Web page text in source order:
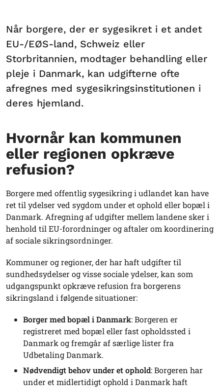
Når borgere, der er sygesikret i et andet
EU-/EØS-land, Schweiz eller
Storbritannien, modtager behandling eller
pleje i Danmark, kan udgifterne ofte
afregnes med sygesikringsinstitutionen i
deres hjemland.
Hvornår kan kommunen
eller regionen opkræve
refusion?
Borgere med offentlig sygesikring i udlandet kan have
ret til ydelser ved sygdom under et ophold eller bopæl i
Danmark. Afregning af udgifter mellem landene sker i
henhold til EU-forordninger og aftaler om koordinering
af sociale sikringsordninger.
Kommuner og regioner, der har haft udgifter til
sundhedsydelser og visse sociale ydelser, kan som
udgangspunkt opkræve refusion fra borgerens
sikringsland i følgende situationer:
Borger med bopæl i Danmark: Borgeren er
registreret med bopæl eller fast opholdssted i
Danmark og fremgår af særlige lister fra
Udbetaling Danmark.
Nødvendigt behov under et ophold: Borgeren har
under et midlertidigt ophold i Danmark haft